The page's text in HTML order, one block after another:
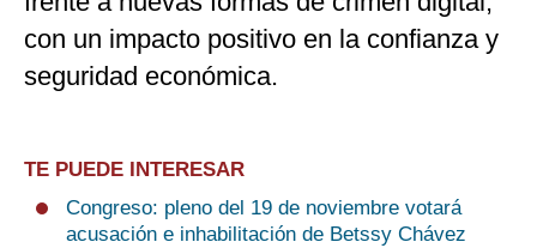
con un impacto positivo en la confianza y
seguridad económica.
TE PUEDE INTERESAR
Congreso: pleno del 19 de noviembre votará
acusación e inhabilitación de Betssy Chávez